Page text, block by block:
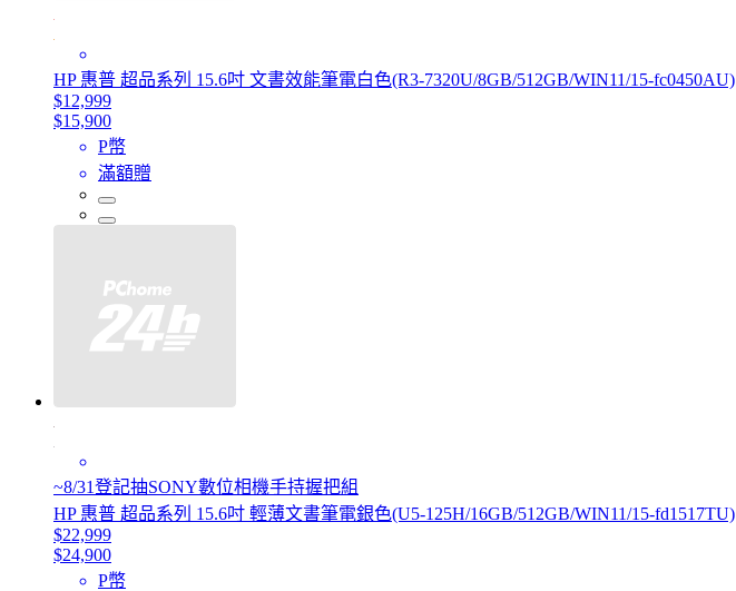
HP 惠普 超品系列 15.6吋 文書效能筆電白色(R3-7320U/8GB/512GB/WIN11/15-fc0450AU)
$12,999
$15,900
P幣
滿額贈
~8/31登記抽SONY數位相機手持握把組
HP 惠普 超品系列 15.6吋 輕薄文書筆電銀色(U5-125H/16GB/512GB/WIN11/15-fd1517TU)
$22,999
$24,900
P幣